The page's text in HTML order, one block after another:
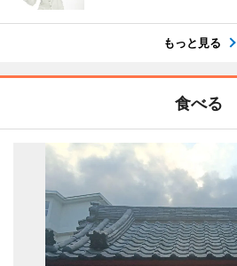
もっと見る
食べる